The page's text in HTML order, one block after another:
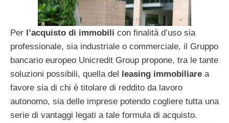
Per l’acquisto di immobili con finalità d’uso sia
professionale, sia industriale o commerciale, il Gruppo
bancario europeo Unicredit Group propone, tra le tante
soluzioni possibili, quella del
leasing immobiliare a
favore sia di chi è titolare di reddito da lavoro
autonomo, sia delle imprese potendo cogliere tutta una
serie di vantaggi legati a tale formula di acquisto.